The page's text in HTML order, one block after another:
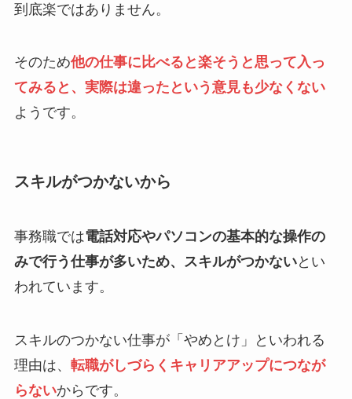
到底楽ではありません。
そのため他の仕事に比べると楽そうと思って入っ
てみると、実際は違ったという意見も少なくない
ようです。
スキルがつかないから
事務職では電話対応やパソコンの基本的な操作の
みで行う仕事が多いため、スキルがつかないとい
われています。
スキルのつかない仕事が「やめとけ」といわれる
理由は、 転職がしづらくキャリアアップにつなが
らないからです。